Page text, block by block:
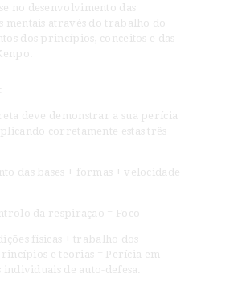
no desenvolvimento das
mentais através do trabalho do
dos princípios, conceitos e das
deve demonstrar a sua perícia
corretamente estas três
das bases + formas + velocidade
da respiração = Foco
físicas + trabalho dos
e teorias = Perícia em
individuais de auto-defesa.